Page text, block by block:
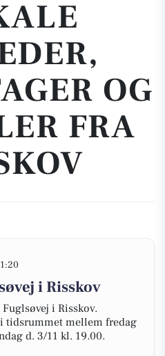
OG
FRA
i Risskov
i Risskov.
tidsrummet mellem fredag
d. 3/11 kl. 19.00.